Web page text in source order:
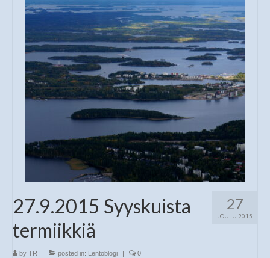
27
JOULU 2015
27.9.2015 Syyskuista
termiikkiä
by TR posted in: Lentoblogi 0